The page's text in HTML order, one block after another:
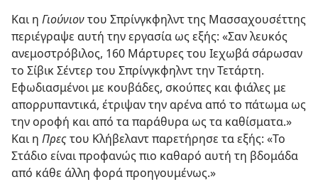
Και η Γιούνιοντου Σπρίνγκφηλντ της Μασσαχουσέττης
περιέγραψε αυτή την εργασία ως εξής: «Σαν λευκός
ανεμοστρόβιλος, 160 Μάρτυρες του Ιεχωβά σάρωσαν
το Σίβικ Σέντερ του Σπρίνγκφηλντ την Τετάρτη.
Εφωδιασμένοι με κουβάδες, σκούπες και φιάλες με
απορρυπαντικά, έτριψαν την αρένα από το πάτωμα ως
την οροφή και από τα παράθυρα ως τα καθίσματα.»
Και η Πρεςτου Κλήβελαντ παρετήρησε τα εξής: «Το
Στάδιο είναι προφανώς πιο καθαρό αυτή τη βδομάδα
από κάθε άλλη φορά προηγουμένως.»